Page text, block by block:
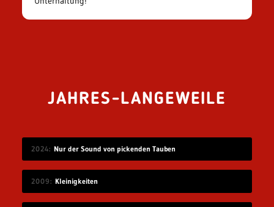
JAHRES-LANGEWEILE
2024 Nur der Sound von pickenden Tauben
2009 Kleinigkeiten